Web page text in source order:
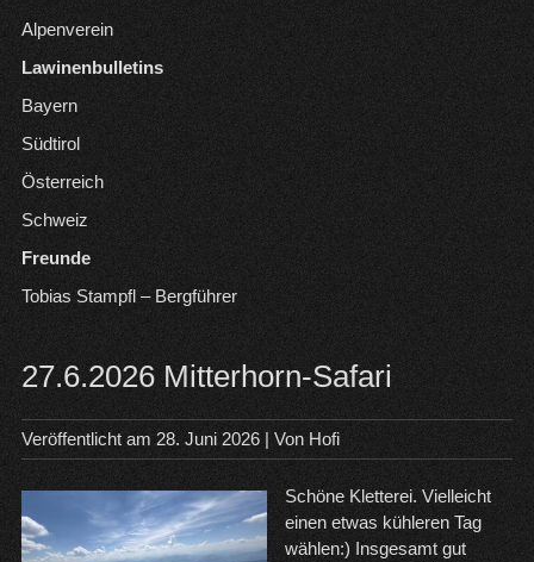
Alpenverein
Lawinenbulletins
Bayern
Südtirol
Österreich
Schweiz
Freunde
Tobias Stampfl – Bergführer
27.6.2026 Mitterhorn-Safari
Veröffentlicht am 28. Juni 2026| Von Hofi
Schöne Kletterei. Vielleicht
einen etwas kühleren Tag
wählen:) Insgesamt gut